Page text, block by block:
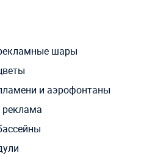
шары
и аэрофонтаны